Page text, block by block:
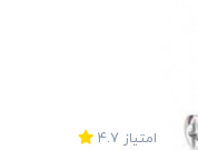
امتیاز 4.7